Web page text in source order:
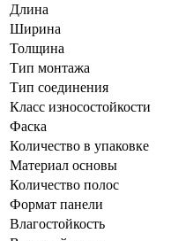
Длина
Ширина
Толщина
Тип монтажа
Тип соединения
Класс износостойкости
Фаска
Количество в упаковке
Материал основы
Количество полос
Формат панели
Влагостойкость